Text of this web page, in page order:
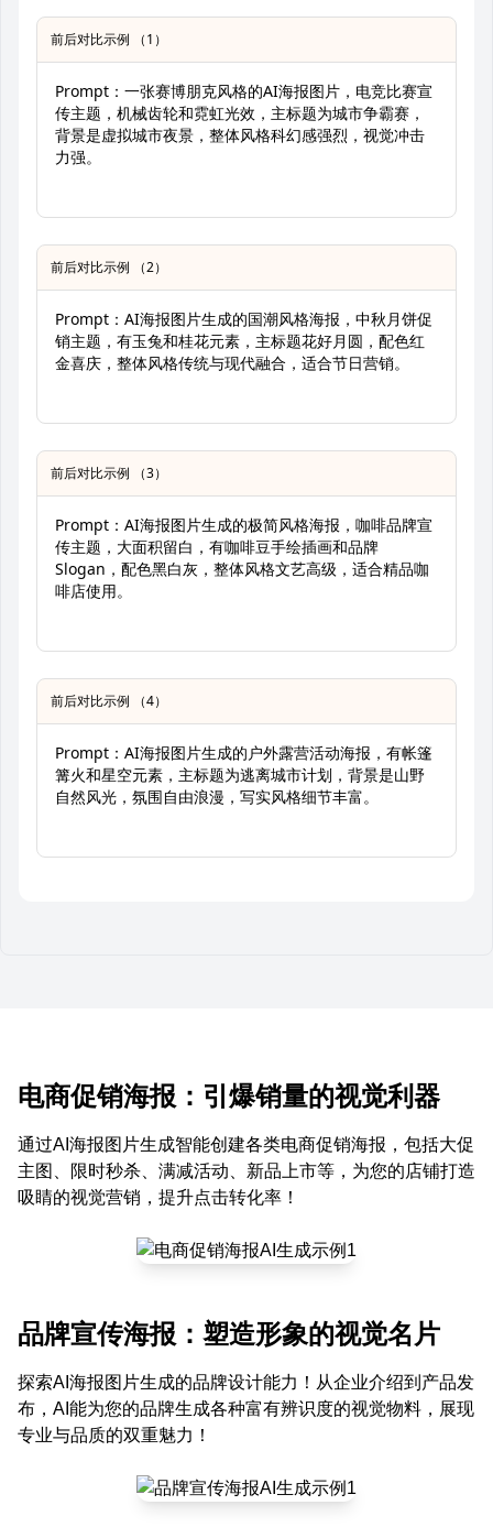
前后对比示例 （1）
Prompt：一张赛博朋克风格的AI海报图片，电竞比赛宣
传主题，机械齿轮和霓虹光效，主标题为城市争霸赛，
背景是虚拟城市夜景，整体风格科幻感强烈，视觉冲击
力强。
前后对比示例 （2）
Prompt：AI海报图片生成的国潮风格海报，中秋月饼促
销主题，有玉兔和桂花元素，主标题花好月圆，配色红
金喜庆，整体风格传统与现代融合，适合节日营销。
前后对比示例 （3）
Prompt：AI海报图片生成的极简风格海报，咖啡品牌宣
传主题，大面积留白，有咖啡豆手绘插画和品牌
Slogan，配色黑白灰，整体风格文艺高级，适合精品咖
啡店使用。
前后对比示例 （4）
Prompt：AI海报图片生成的户外露营活动海报，有帐篷
篝火和星空元素，主标题为逃离城市计划，背景是山野
自然风光，氛围自由浪漫，写实风格细节丰富。
电商促销海报：引爆销量的视觉利器
通过AI海报图片生成智能创建各类电商促销海报，包括大促
主图、限时秒杀、满减活动、新品上市等，为您的店铺打造
吸睛的视觉营销，提升点击转化率！
品牌宣传海报：塑造形象的视觉名片
探索AI海报图片生成的品牌设计能力！从企业介绍到产品发
布，AI能为您的品牌生成各种富有辨识度的视觉物料，展现
专业与品质的双重魅力！